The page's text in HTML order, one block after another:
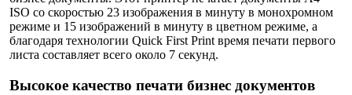
ISO со скоростью 23 изображения в минуту в монохромном
режиме и 15 изображений в минуту в цветном режиме, а
благодаря технологии Quick First Print время печати первого
листа составляет всего около 7 секунд.
Высокое качество печати бизнес документов